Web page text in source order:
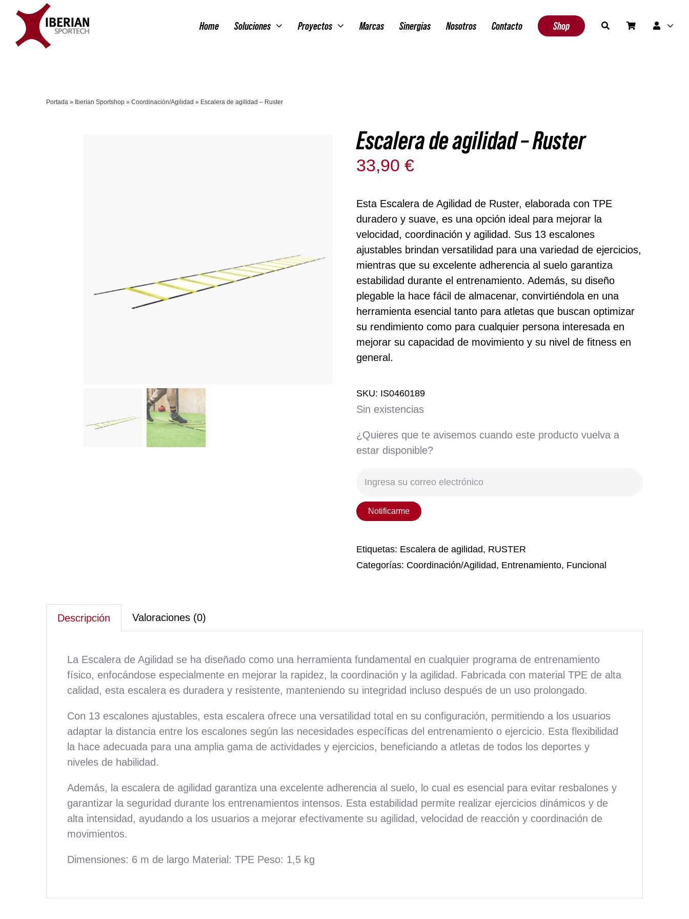
contenido
Home Soluciones Proyectos Marcas Sinergias Nosotros Contacto Shop
Portada» Iberian Sportshop» Coordinación/Agilidad » Escalera de agilidad – Ruster
Escalera de agilidad – Ruster
33,90€
Esta Escalera de Agilidad de Ruster, elaborada con TPE
duradero y suave, es una opción ideal para mejorar la
velocidad, coordinación y agilidad. Sus 13 escalones
ajustables brindan versatilidad para una variedad de ejercicios,
mientras que su excelente adherencia al suelo garantiza
estabilidad durante el entrenamiento. Además, su diseño
plegable la hace fácil de almacenar, convirtiéndola en una
herramienta esencial tanto para atletas que buscan optimizar
su rendimiento como para cualquier persona interesada en
mejorar su capacidad de movimiento y su nivel de fitness en
general.
SKU: IS0460189
Sin existencias
¿Quieres que te avisemos cuando este producto vuelva a
estar disponible?
Notificarme
Etiquetas: Escalera de agilidad, RUSTER
Categorías: Coordinación/Agilidad, Entrenamiento, Funcional
Descripción Valoraciones (0)
La Escalera de Agilidad se ha diseñado como una herramienta fundamental en cualquier programa de entrenamiento
físico, enfocándose especialmente en mejorar la rapidez, la coordinación y la agilidad. Fabricada con material TPE de alta
calidad, esta escalera es duradera y resistente, manteniendo su integridad incluso después de un uso prolongado.
Con 13 escalones ajustables, esta escalera ofrece una versatilidad total en su configuración, permitiendo a los usuarios
adaptar la distancia entre los escalones según las necesidades específicas del entrenamiento o ejercicio. Esta flexibilidad
la hace adecuada para una amplia gama de actividades y ejercicios, beneficiando a atletas de todos los deportes y
niveles de habilidad.
Además, la escalera de agilidad garantiza una excelente adherencia al suelo, lo cual es esencial para evitar resbalones y
garantizar la seguridad durante los entrenamientos intensos. Esta estabilidad permite realizar ejercicios dinámicos y de
alta intensidad, ayudando a los usuarios a mejorar efectivamente su agilidad, velocidad de reacción y coordinación de
movimientos.
Dimensiones: 6 m de largo Material: TPE Peso: 1,5 kg